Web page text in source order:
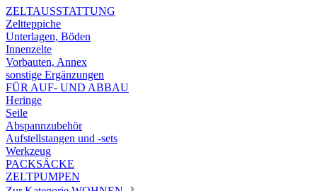
ZELTAUSSTATTUNG
Zeltteppiche
Unterlagen, Böden
Innenzelte
Vorbauten, Annex
sonstige Ergänzungen
FÜR AUF- UND ABBAU
Heringe
Seile
Abspannzubehör
Aufstellstangen und -sets
Werkzeug
PACKSÄCKE
ZELTPUMPEN